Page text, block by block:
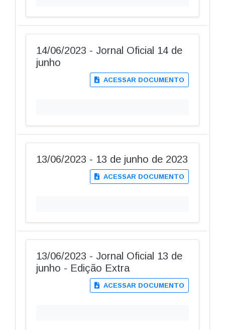
14/06/2023 - Jornal Oficial 14 de
junho
ACESSAR DOCUMENTO
13/06/2023 - 13 de junho de 2023
ACESSAR DOCUMENTO
13/06/2023 - Jornal Oficial 13 de
junho - Edição Extra
ACESSAR DOCUMENTO